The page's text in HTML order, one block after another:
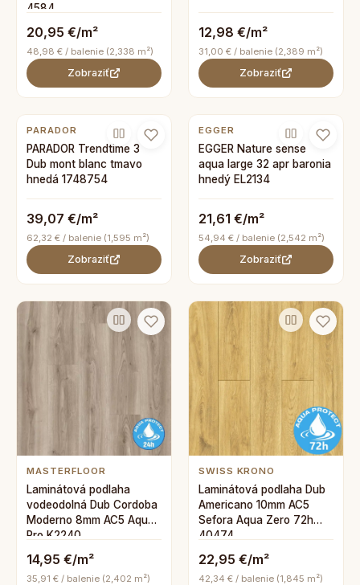
4584
20,95 €/m²
48,98 € / balenie (2,338 m²)
Zobraziť
12,98 €/m²
31,00 € / balenie (2,389 m²)
Zobraziť
PARADOR
PARADOR Trendtime 3
Dub mont blanc tmavo
hnedá 1748754
39,07 €/m²
62,32 € / balenie (1,595 m²)
Zobraziť
EGGER
EGGER Nature sense
aqua large 32 apr baronia
hnedý EL2134
21,61 €/m²
54,94 € / balenie (2,542 m²)
Zobraziť
MASTERFLOOR
Laminátová podlaha
vodeodolná Dub Cordoba
Moderno 8mm AC5 Aqua
Pro K2240
14,95 €/m²
35,91 € / balenie (2,402 m²)
SWISS KRONO
Laminátová podlaha Dub
Americano 10mm AC5
Sefora Aqua Zero 72h
40474
22,95 €/m²
42,34 € / balenie (1,845 m²)